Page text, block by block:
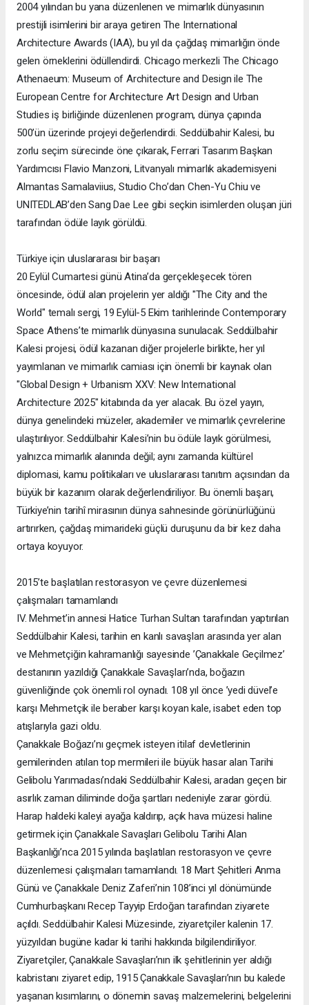
2004 yılından bu yana düzenlenen ve mimarlık dünyasının
prestijli isimlerini bir araya getiren The International
Architecture Awards (IAA), bu yıl da çağdaş mimarlığın önde
gelen örneklerini ödüllendirdi. Chicago merkezli The Chicago
Athenaeum: Museum of Architecture and Design ile The
European Centre for Architecture Art Design and Urban
Studies iş birliğinde düzenlenen program, dünya çapında
500’ün üzerinde projeyi değerlendirdi. Seddülbahir Kalesi, bu
zorlu seçim sürecinde öne çıkarak, Ferrari Tasarım Başkan
Yardımcısı Flavio Manzoni, Litvanyalı mimarlık akademisyeni
Almantas Samalaviius, Studio Cho’dan Chen-Yu Chiu ve
UNITEDLAB’den Sang Dae Lee gibi seçkin isimlerden oluşan jüri
tarafından ödüle layık görüldü.
Türkiye için uluslararası bir başarı
20 Eylül Cumartesi günü Atina’da gerçekleşecek tören
öncesinde, ödül alan projelerin yer aldığı "The City and the
World" temalı sergi, 19 Eylül-5 Ekim tarihlerinde Contemporary
Space Athens’te mimarlık dünyasına sunulacak. Seddülbahir
Kalesi projesi, ödül kazanan diğer projelerle birlikte, her yıl
yayımlanan ve mimarlık camiası için önemli bir kaynak olan
"Global Design + Urbanism XXV: New International
Architecture 2025" kitabında da yer alacak. Bu özel yayın,
dünya genelindeki müzeler, akademiler ve mimarlık çevrelerine
ulaştırılıyor. Seddülbahir Kalesi’nin bu ödüle layık görülmesi,
yalnızca mimarlık alanında değil; aynı zamanda kültürel
diplomasi, kamu politikaları ve uluslararası tanıtım açısından da
büyük bir kazanım olarak değerlendiriliyor. Bu önemli başarı,
Türkiye’nin tarihî mirasının dünya sahnesinde görünürlüğünü
artırırken, çağdaş mimarideki güçlü duruşunu da bir kez daha
ortaya koyuyor.
2015’te başlatılan restorasyon ve çevre düzenlemesi
çalışmaları tamamlandı
IV. Mehmet’in annesi Hatice Turhan Sultan tarafından yaptırılan
Seddülbahir Kalesi, tarihin en kanlı savaşları arasında yer alan
ve Mehmetçiğin kahramanlığı sayesinde ’Çanakkale Geçilmez’
destanının yazıldığı Çanakkale Savaşları’nda, boğazın
güvenliğinde çok önemli rol oynadı. 108 yıl önce ’yedi düvel’e
karşı Mehmetçik ile beraber karşı koyan kale, isabet eden top
atışlarıyla gazi oldu.
Çanakkale Boğazı’nı geçmek isteyen itilaf devletlerinin
gemilerinden atılan top mermileri ile büyük hasar alan Tarihi
Gelibolu Yarımadası’ndaki Seddülbahir Kalesi, aradan geçen bir
asırlık zaman diliminde doğa şartları nedeniyle zarar gördü.
Harap haldeki kaleyi ayağa kaldırıp, açık hava müzesi haline
getirmek için Çanakkale Savaşları Gelibolu Tarihi Alan
Başkanlığı’nca 2015 yılında başlatılan restorasyon ve çevre
düzenlemesi çalışmaları tamamlandı. 18 Mart Şehitleri Anma
Günü ve Çanakkale Deniz Zaferi’nin 108’inci yıl dönümünde
Cumhurbaşkanı Recep Tayyip Erdoğan tarafından ziyarete
açıldı. Seddülbahir Kalesi Müzesinde, ziyaretçiler kalenin 17.
yüzyıldan bugüne kadar ki tarihi hakkında bilgilendiriliyor.
Ziyaretçiler, Çanakkale Savaşları’nın ilk şehitlerinin yer aldığı
kabristanı ziyaret edip, 1915 Çanakkale Savaşları’nın bu kalede
yaşanan kısımlarını, o dönemin savaş malzemelerini, belgelerini